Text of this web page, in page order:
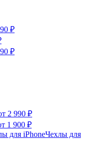
₽
₽
2 990 ₽
1 900 ₽
Чехлы для